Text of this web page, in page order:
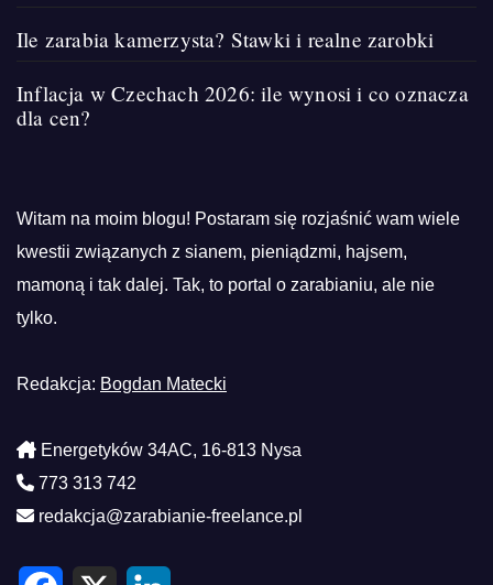
Ile zarabia kamerzysta? Stawki i realne zarobki
Inflacja w Czechach 2026: ile wynosi i co oznacza
dla cen?
Witam na moim blogu! Postaram się rozjaśnić wam wiele
kwestii związanych z sianem, pieniądzmi, hajsem,
mamoną i tak dalej. Tak, to portal o zarabianiu, ale nie
tylko.
Redakcja: Bogdan Matecki
Energetyków 34AC, 16-813 Nysa
773 313 742
redakcja@zarabianie-freelance.pl
F
X